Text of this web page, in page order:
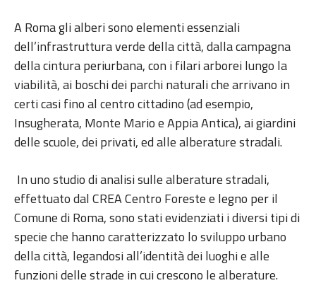
A Roma gli alberi sono elementi essenziali
dell’infrastruttura verde della città, dalla campagna
della cintura periurbana, con i filari arborei lungo la
viabilità, ai boschi dei parchi naturali che arrivano in
certi casi fino al centro cittadino (ad esempio,
Insugherata, Monte Mario e Appia Antica), ai giardini
delle scuole, dei privati, ed alle alberature stradali.
In uno studio di analisi sulle alberature stradali,
effettuato dal CREA Centro Foreste e legno per il
Comune di Roma, sono stati evidenziati i diversi tipi di
specie che hanno caratterizzato lo sviluppo urbano
della città, legandosi all’identità dei luoghi e alle
funzioni delle strade in cui crescono le alberature.